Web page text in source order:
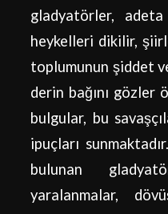
gladyatörler,
heykelleri dikilir,
toplumunun şiddet
derin bağını gözler
bulgular, bu
ipuçları
bulunan
yaralanmalar,